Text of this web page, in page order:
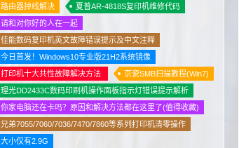
路由器掉线解决
夏普AR-4818S复印机维修代码
请和对你好的人在一起
佳能数码复印机英文故障错误提示及中文注释
今日首发！Windows10专业版21H2系统镜像
打印机十大共性故障解决方法
京瓷SMB扫描教程(Win7)
理光DD2433C数码印刷机操作面板指示灯错误提示解析
你家电脑还在卡吗？原因和解决方法都在这里了(值得收藏)
兄弟7055/7060/7036/7470/7860等系列打印机清零操作
大小仅有2.9G